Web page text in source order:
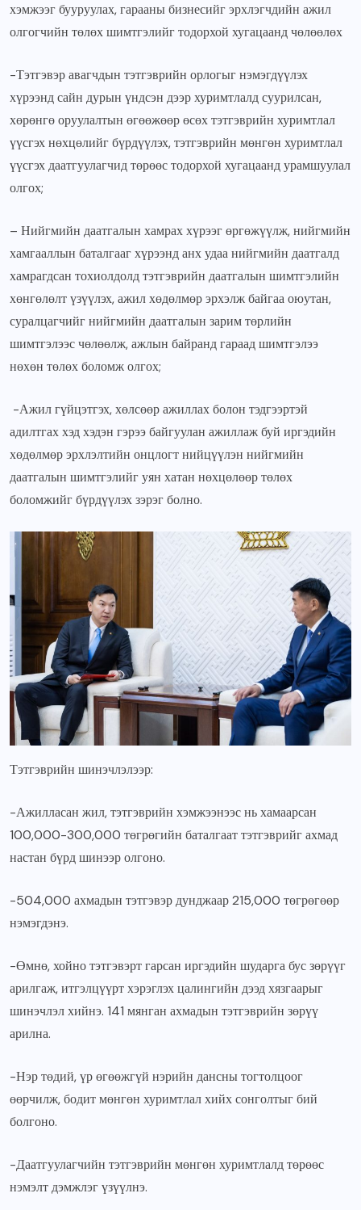
хэмжээг бууруулах, гарааны бизнесийг эрхлэгчдийн ажил
олгогчийн төлөх шимтгэлийг тодорхой хугацаанд чөлөөлөх
-Тэтгэвэр авагчдын тэтгэврийн орлогыг нэмэгдүүлэх
хүрээнд сайн дурын үндсэн дээр хуримтлалд суурилсан,
хөрөнгө оруулалтын өгөөжөөр өсөх тэтгэврийн хуримтлал
үүсгэх нөхцөлийг бүрдүүлэх, тэтгэврийн мөнгөн хуримтлал
үүсгэх даатгуулагчид төрөөс тодорхой хугацаанд урамшуулал
олгох;
– Нийгмийн даатгалын хамрах хүрээг өргөжүүлж, нийгмийн
хамгааллын баталгааг хүрээнд анх удаа нийгмийн даатгалд
хамрагдсан тохиолдолд тэтгэврийн даатгалын шимтгэлийн
хөнгөлөлт үзүүлэх, ажил хөдөлмөр эрхэлж байгаа оюутан,
суралцагчийг нийгмийн даатгалын зарим төрлийн
шимтгэлээс чөлөөлж, ажлын байранд гараад шимтгэлээ
нөхөн төлөх боломж олгох;
-Ажил гүйцэтгэх, хөлсөөр ажиллах болон тэдгээртэй
адилтгах хэд хэдэн гэрээ байгуулан ажиллаж буй иргэдийн
хөдөлмөр эрхлэлтийн онцлогт нийцүүлэн нийгмийн
даатгалын шимтгэлийг уян хатан нөхцөлөөр төлөх
боломжийг бүрдүүлэх зэрэг болно.
Тэтгэврийн шинэчлэлээр:
-Ажилласан жил, тэтгэврийн хэмжээнээс нь хамаарсан
100,000-300,000 төгрөгийн баталгаат тэтгэврийг ахмад
настан бүрд шинээр олгоно.
-504,000 ахмадын тэтгэвэр дунджаар 215,000 төгрөгөөр
нэмэгдэнэ.
-Өмнө, хойно тэтгэвэрт гарсан иргэдийн шударга бус зөрүүг
арилгаж, итгэлцүүрт хэрэглэх цалингийн дээд хязгаарыг
шинэчлэл хийнэ. 141 мянган ахмадын тэтгэврийн зөрүү
арилна.
-Нэр төдий, үр өгөөжгүй нэрийн дансны тогтолцоог
өөрчилж, бодит мөнгөн хуримтлал хийх сонголтыг бий
болгоно.
-Даатгуулагчийн тэтгэврийн мөнгөн хуримтлалд төрөөс
нэмэлт дэмжлэг үзүүлнэ.